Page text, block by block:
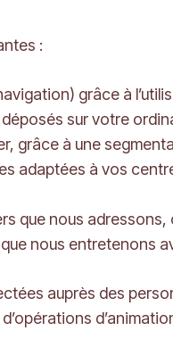
:
grâce à
sur votre
grâce à une
adaptées à vos
que nous adressons,
nous entretenons
auprès des